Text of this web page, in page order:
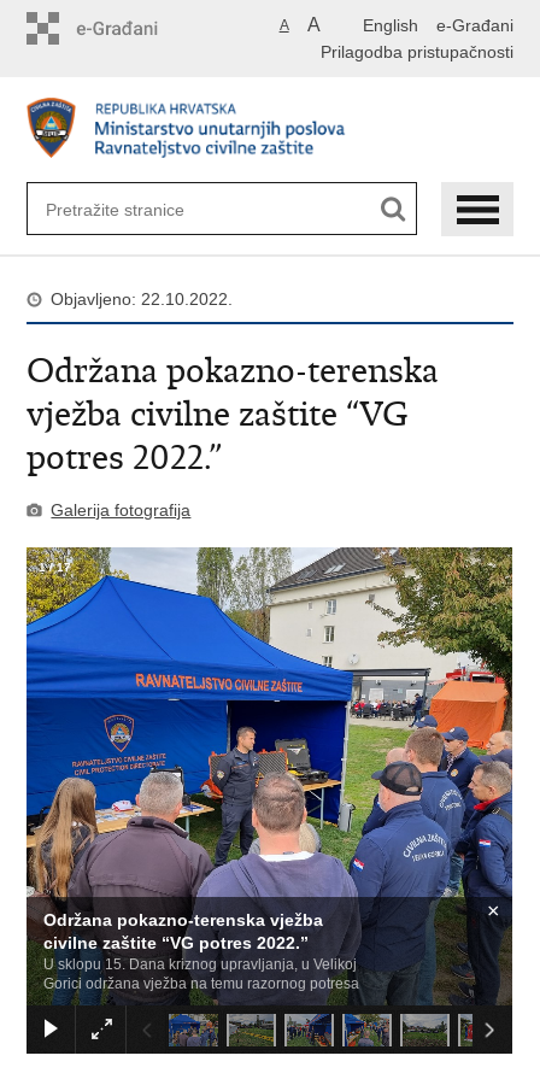
English e-Građani
A A
Prilagodba pristupačnosti
Objavljeno: 22.10.2022.
Održana pokazno-terenska
vježba civilne zaštite “VG
potres 2022.”
Galerija fotografija
Održana pokazno-terenska vježba
civilne zaštite “VG potres 2022.”
U sklopu 15. Dana kriznog upravljanja, u Velikoj
Gorici održana vježba na temu razornog potresa
×
1/17